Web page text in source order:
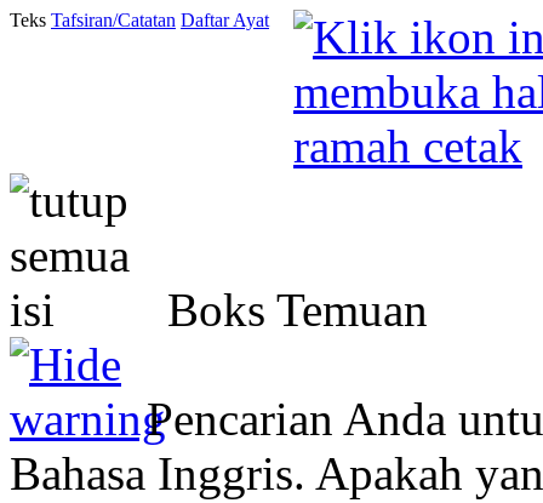
Teks Tafsiran/Catatan Daftar Ayat
Boks Temuan
Pencarian Anda
Bahasa Inggris. Apakah